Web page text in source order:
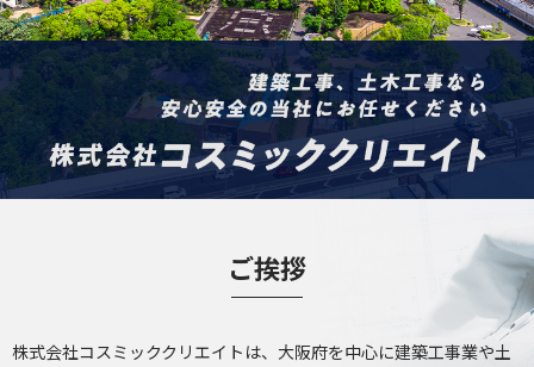
ご挨拶
株式会社コスミッククリエイトは、大阪府を中心に建築工事業や土